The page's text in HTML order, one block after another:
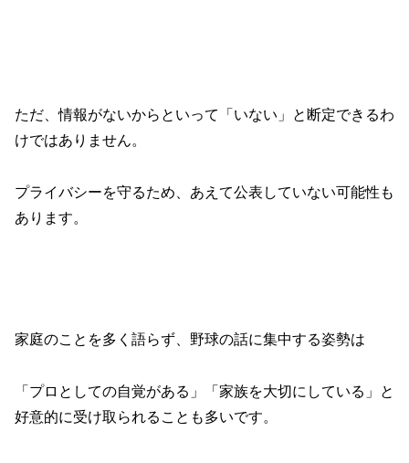
ただ、情報がないからといって「いない」と断定できるわ
けではありません。
プライバシーを守るため、あえて公表していない可能性も
あります。
家庭のことを多く語らず、野球の話に集中する姿勢は
「プロとしての自覚がある」「家族を大切にしている」と
好意的に受け取られることも多いです。